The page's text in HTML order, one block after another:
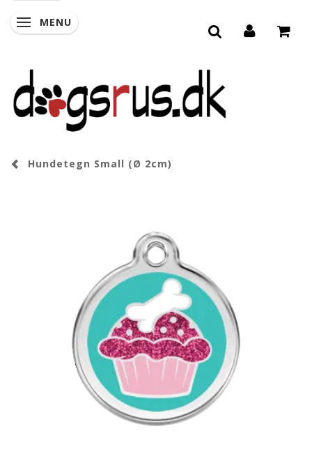
SKIFTE NAVIGATION
MENU
Hundetegn Small (Ø 2cm)